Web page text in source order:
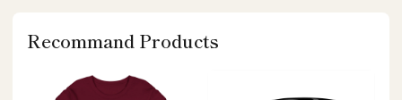
Recommand Products